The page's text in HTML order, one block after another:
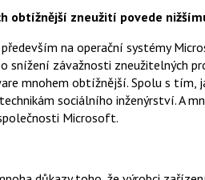
obtížnější zneužití povede
na operační systémy
závažnosti zneužitelných
mnohem obtížnější. Spolu s
sociálního inženýrství. A
Microsoft.